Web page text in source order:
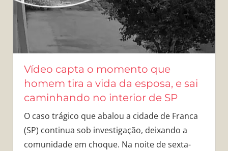
Vídeo capta o momento que
homem tira a vida da esposa, e sai
caminhando no interior de SP
O caso trágico que abalou a cidade de Franca
(SP) continua sob investigação, deixando a
comunidade em choque. Na noite de sexta-